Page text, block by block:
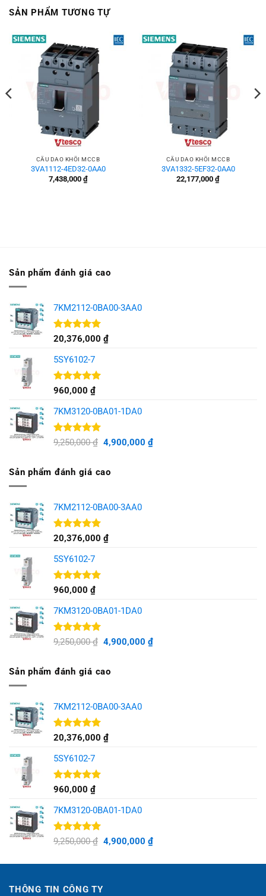
SẢN PHẨM TƯƠNG TỰ
CẦU DAO KHỐI MCCB
3VA1112-4ED32-0AA0
7,438,000 ₫
CẦU DAO KHỐI MCCB
3VA1332-5EF32-0AA0
22,177,000 ₫
Sản phẩm đánh giá cao
7KM2112-0BA00-3AA0
Được xếp
5 sao
20,376,000 ₫
5SY6102-7
Được xếp
5 sao
960,000 ₫
7KM3120-0BA01-1DA0
Được xếp
9,250,000₫ Giá
9,250,000 ₫.
4,900,000 ₫Giá
Sản phẩm đánh giá cao
7KM2112-0BA00-3AA0
Được xếp
5 sao
20,376,000 ₫
5SY6102-7
Được xếp
5 sao
960,000 ₫
7KM3120-0BA01-1DA0
Được xếp
9,250,000₫ Giá
9,250,000 ₫.
4,900,000 ₫Giá
Sản phẩm đánh giá cao
7KM2112-0BA00-3AA0
Được xếp
5 sao
20,376,000 ₫
5SY6102-7
Được xếp
5 sao
960,000 ₫
7KM3120-0BA01-1DA0
Được xếp
9,250,000₫ Giá
là:
4,900,000 ₫Giá
tại
THÔNG TIN CÔNG TY